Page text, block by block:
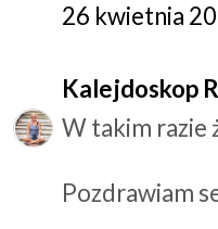
26 kwietnia
Kalejdoskop
W takim razie
Pozdrawiam